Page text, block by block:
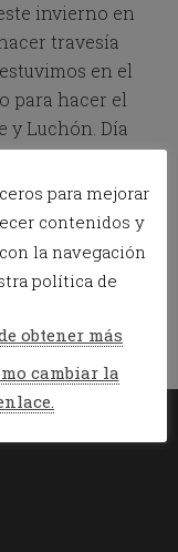
invierno en
travesía
en el
para hacer el
y Luchón. Día
aguantó, eso […]
para mejorar
contenidos y
la navegación
política de
obtener más
cambiar la